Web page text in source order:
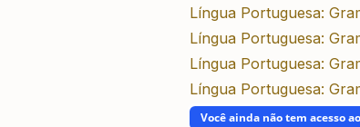
Língua Portuguesa:
Língua Portuguesa:
Língua Portuguesa:
Língua Portuguesa:
Você ainda não tem acesso